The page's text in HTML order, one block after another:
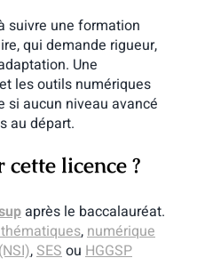
suivre une formation
qui demande rigueur,
Une
les outils numériques
si aucun niveau avancé
au départ.
licence ?
après le baccalauréat.
,numérique
,SESou HGGSP